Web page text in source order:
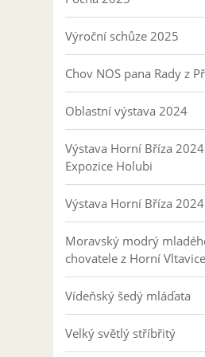
Výroční schůze 2025
Chov NOS pana Rady z
Oblastní výstava 2024
Výstava Horní Bříza 2024
Expozice Holubi
Výstava Horní Bříza 2024
Moravský modrý
chovatele z Horní Vltavice
Vídeňský šedý mláďata
Velký světlý stříbřitý